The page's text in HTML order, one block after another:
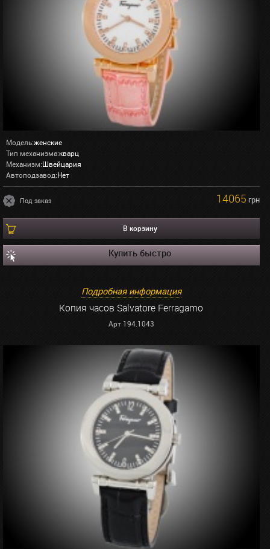
Модель:женские
Тип механизма:кварц
Механизм:Швейцария
Автоподзавод:Нет
Под заказ 14065 грн
В корзину
Купить быстро
Подробная информация
Копия часов Salvatore Ferragamo
Арт 194.1043